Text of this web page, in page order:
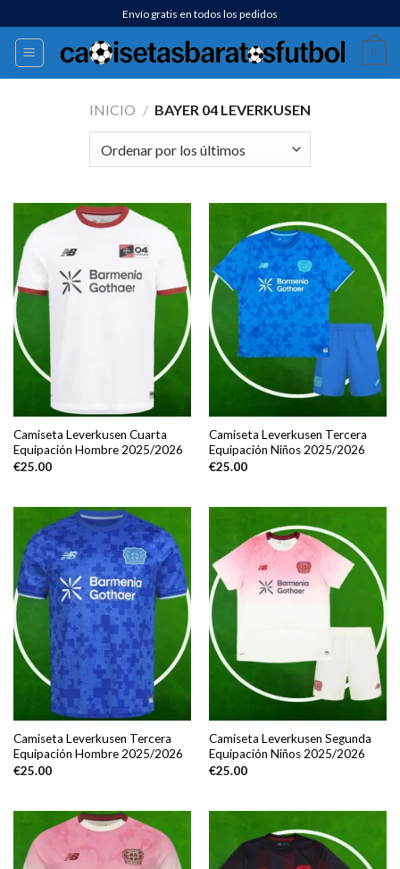
al
contenido
Envío gratis en todos los pedidos
0
INICIO / BAYER 04 LEVERKUSEN
Camiseta Leverkusen Cuarta
Equipación Hombre 2025/2026
€25.00
Camiseta Leverkusen Tercera
Equipación Niños 2025/2026
€25.00
Camiseta Leverkusen Tercera
Equipación Hombre 2025/2026
€25.00
Camiseta Leverkusen Segunda
Equipación Niños 2025/2026
€25.00